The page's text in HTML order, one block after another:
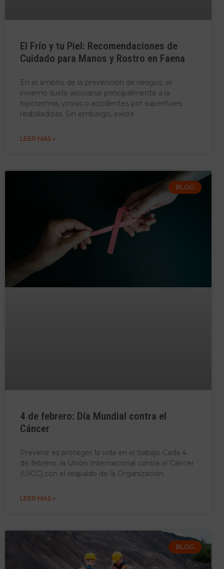
El Frío y tu Piel: Recomendaciones de
Cuidado para Manos y Rostro en Faena
En el ámbito de la prevención de riesgos, el
invierno suele asociarse principalmente a la
hipotermia, virosis o accidentes por superficies
resbaladizas. Sin embargo, existe
LEER MÁS »
BLOG
4 de febrero: Día Mundial contra el
Cáncer
Prevenir es proteger la vida en el trabajo Cada 4
de febrero, la Unión Internacional contra el Cáncer
(UICC) con el respaldo de la Organización
LEER MÁS »
BLOG